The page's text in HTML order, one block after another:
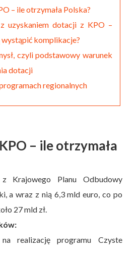
– ile otrzymała Polska?
uzyskaniem dotacji z KPO –
wystąpić komplikacje?
czyli podstawowy warunek
dotacji
regionalnych
– ile otrzymała
Krajowego Planu Odbudowy
a wraz z nią 6,3 mld euro, co po
27 mld zł.
realizację programu Czyste